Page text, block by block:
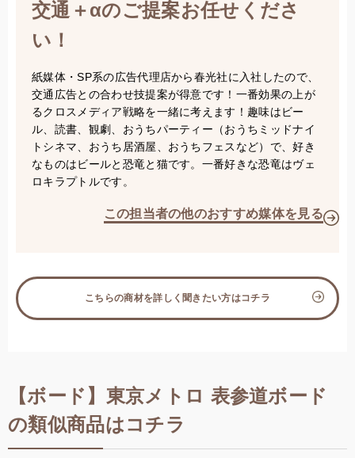
交通＋αのご提案お任せくださ
い！
紙媒体・SP系の広告代理店から春光社に入社したので、
交通広告との合わせ技提案が得意です！一番効果の上が
るクロスメディア戦略を一緒に考えます！趣味はビー
ル、読書、観劇、おうちパーティー（おうちミッドナイ
トシネマ、おうち居酒屋、おうちフェスなど）で、好き
なものはビールと恐竜と猫です。一番好きな恐竜はヴェ
ロキラプトルです。
この担当者の他のおすすめ媒体を見る
こちらの商材を詳しく聞きたい方はコチラ
【ボード】東京メトロ 表参道ボード
の類似商品はコチラ